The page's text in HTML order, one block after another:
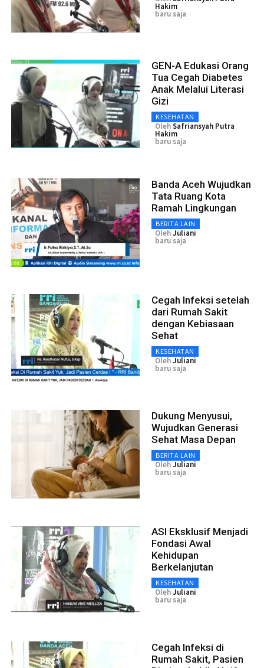
Hakim
baru saja
GEN-A Edukasi Orang
Tua Cegah Diabetes
Anak Melalui Literasi
Gizi
KESEHATAN
OlehSafriansyah Putra
Hakim
baru saja
Banda Aceh Wujudkan
Tata Ruang Kota
Ramah Lingkungan
BERITA LAIN
OlehJuliani
baru saja
Cegah Infeksi setelah
dari Rumah Sakit
dengan Kebiasaan
Sehat
KESEHATAN
OlehJuliani
baru saja
Dukung Menyusui,
Wujudkan Generasi
Sehat Masa Depan
BERITA LAIN
OlehJuliani
baru saja
ASI Eksklusif Menjadi
Fondasi Awal
Kehidupan
Berkelanjutan
KESEHATAN
OlehJuliani
baru saja
Cegah Infeksi di
Rumah Sakit, Pasien